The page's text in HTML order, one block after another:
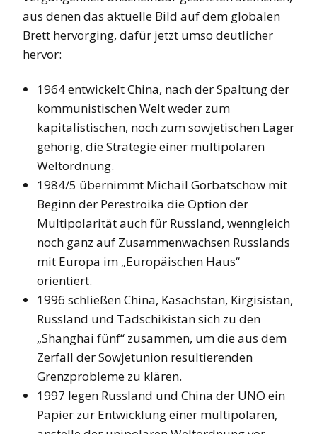
aus denen das aktuelle Bild auf dem globalen
Brett hervorging, dafür jetzt umso deutlicher
hervor:
1964 entwickelt China, nach der Spaltung der
kommunistischen Welt weder zum
kapitalistischen, noch zum sowjetischen Lager
gehörig, die Strategie einer multipolaren
Weltordnung.
1984/5 übernimmt Michail Gorbatschow mit
Beginn der Perestroika die Option der
Multipolarität auch für Russland, wenngleich
noch ganz auf Zusammenwachsen Russlands
mit Europa im „Europäischen Haus“
orientiert.
1996 schließen China, Kasachstan, Kirgisistan,
Russland und Tadschikistan sich zu den
„Shanghai fünf“ zusammen, um die aus dem
Zerfall der Sowjetunion resultierenden
Grenzprobleme zu klären.
1997 legen Russland und China der UNO ein
Papier zur Entwicklung einer multipolaren,